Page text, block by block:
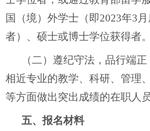
国（境）外学士（即2023年3
者）、硕士或博士学位获得者。
（二）遵纪守法，品行端
相近专业的教学、科研、管理
等方面做出突出成绩的在职人
五、报名材料